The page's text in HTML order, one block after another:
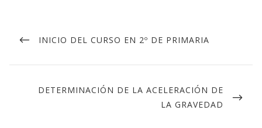
INICIO DEL CURSO EN 2º DE PRIMARIA
DETERMINACIÓN DE LA ACELERACIÓN DE
LA GRAVEDAD